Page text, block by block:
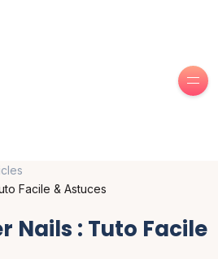
Facile & Astuces
Nails : Tuto Facile